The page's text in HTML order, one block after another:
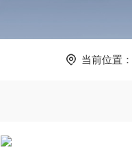
当前位置：